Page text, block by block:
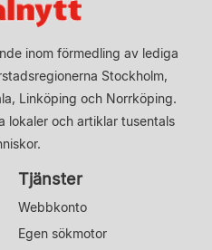
inom förmedling av lediga
Stockholm,
Linköping och Norrköping.
lokaler och artiklar tusentals
Tjänster
Webbkonto
Egen sökmotor